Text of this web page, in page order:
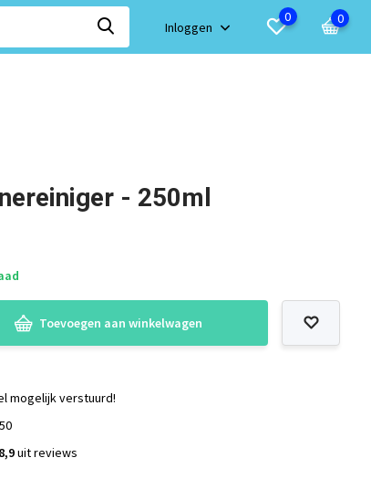
Inloggen
0 0
- 250ml
Toevoegen aan winkelwagen
mogelijk verstuurd!
8,9uit reviews